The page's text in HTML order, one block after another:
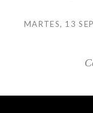
MARTES, 13